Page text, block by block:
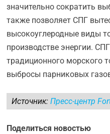
значительно сократить
также позволяет СПГ
высокоуглеродные виды
производстве энергии.
традиционного морского
выбросы парниковых
Источник:Пресс-центр
Поделиться новостью